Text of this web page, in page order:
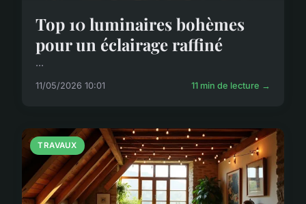
Top 10 luminaires bohèmes
pour un éclairage raffiné
...
11/05/2026 10:01 11 min de lecture →
TRAVAUX